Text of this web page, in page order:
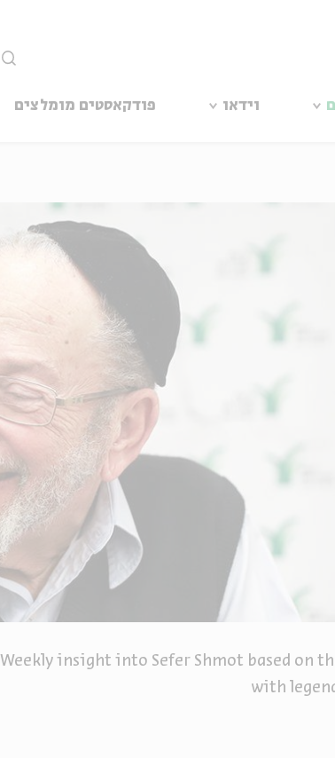
וידאו פודקאסטים מומלצים
Weekly insight into Sefer Shmot based on
with